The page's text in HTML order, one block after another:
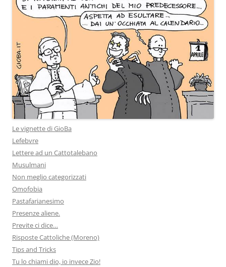
Le vignette di GioBa
Lefebvre
Lettere ad un Cattotalebano
Musulmani
Non meglio categorizzati
Omofobia
Pastafarianesimo
Presenze aliene.
Previte ci dice…
Risposte Cattoliche (Moreno)
Tips and Tricks
Tu lo chiami dio, io invece Zio!